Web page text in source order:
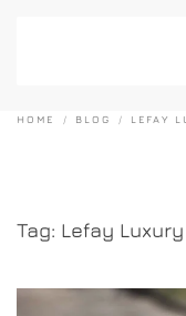
HOME BLOG LEFAY
Tag: Lefay